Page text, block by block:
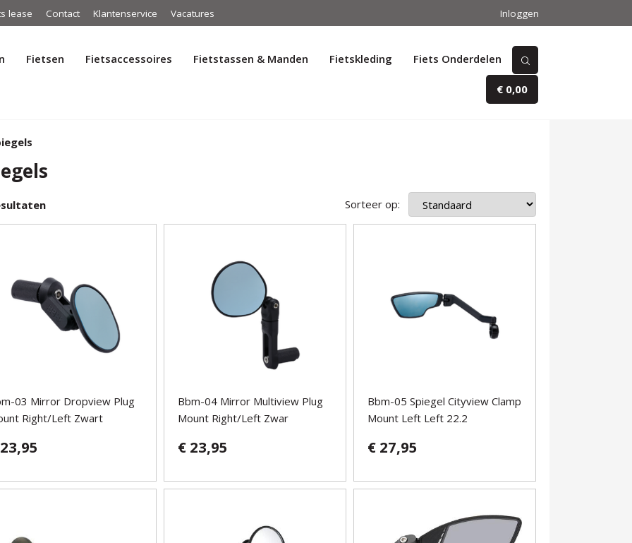
lease Contact Klantenservice Vacatures Inloggen
Fietsen Fietsaccessoires Fietstassen & Manden Fietskleding Fiets Onderdelen
€ 0,00
Sorteer op:
03 Mirror Dropview Plug
Right/Left Zwart
Bbm-04 Mirror Multiview Plug
Mount Right/Left Zwar
€ 23,95
Bbm-05 Spiegel Cityview Clamp
Mount Left Left 22.2
€ 27,95